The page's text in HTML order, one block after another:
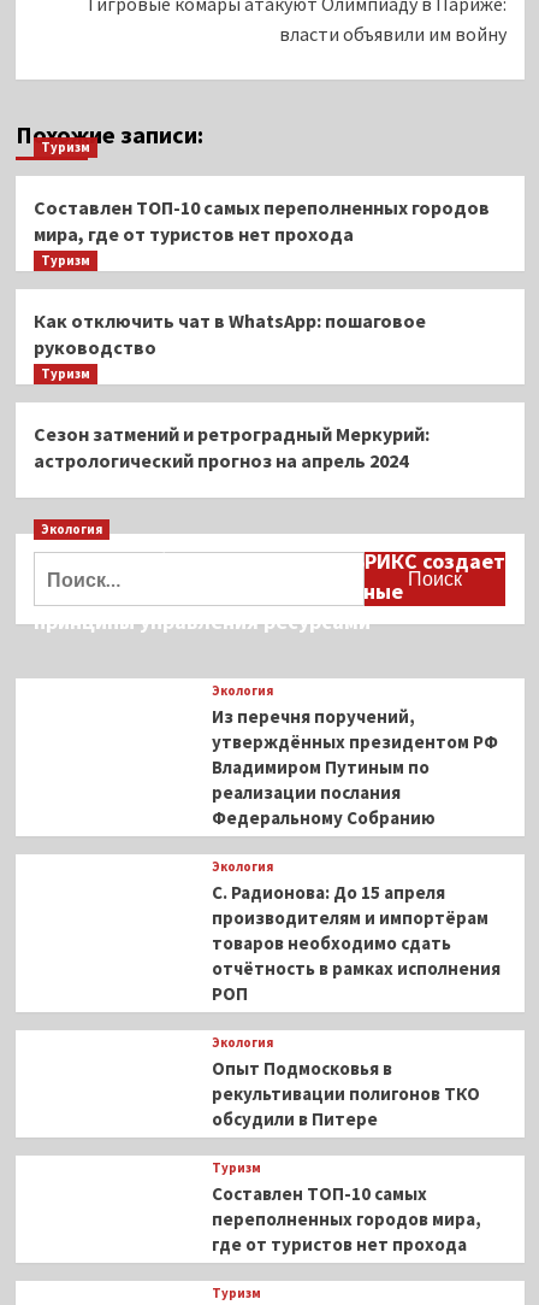
власти объявили им войну
Похожие записи:
Туризм
Составлен ТОП-10 самых переполненных городов
мира, где от туристов нет прохода
Туризм
Как отключить чат в WhatsApp: пошаговое
руководство
Туризм
Сезон затмений и ретроградный Меркурий:
астрологический прогноз на апрель 2024
Экология
Дмитрий Кобылкин: площадка БРИКС создает
возможность сформировать единые
принципы управления ресурсами
Экология
Из перечня поручений,
утверждённых президентом РФ
Владимиром Путиным по
реализации послания
Федеральному Собранию
Экология
С. Радионова: До 15 апреля
производителям и импортёрам
товаров необходимо сдать
отчётность в рамках исполнения
РОП
Экология
Опыт Подмосковья в
рекультивации полигонов ТКО
обсудили в Питере
Туризм
Составлен ТОП-10 самых
переполненных городов мира,
где от туристов нет прохода
Туризм